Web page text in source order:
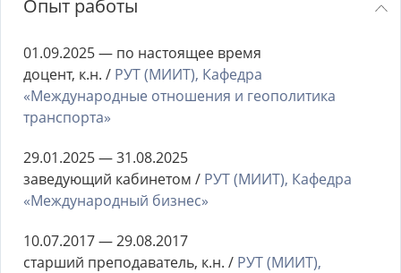
Опыт работы
01.09.2025 — по настоящее время
доцент, к.н. / РУТ (МИИТ), Кафедра
«Международные отношения и геополитика
транспорта»
29.01.2025 — 31.08.2025
заведующий кабинетом / РУТ (МИИТ), Кафедра
«Международный бизнес»
10.07.2017 — 29.08.2017
старший преподаватель, к.н. / РУТ (МИИТ),